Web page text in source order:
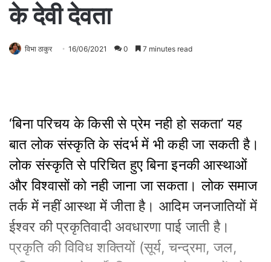
के देवी देवता
विभा ठाकुर 16/06/2021 0 7 minutes read
‘बिना परिचय के किसी से प्रेम नही हो सकता’ यह
बात लोक संस्कृति के संदर्भ में भी कही जा सकती है।
लोक संस्कृति से परिचित हुए बिना इनकी आस्थाओं
और विश्वासों को नही जाना जा सकता। लोक समाज
तर्क में नहीं आस्था में जीता है। आदिम जनजातियों में
ईश्वर की प्रकृतिवादी अवधारणा पाई जाती है।
प्रकृति की विविध शक्तियों (सूर्य, चन्द्रमा, जल,